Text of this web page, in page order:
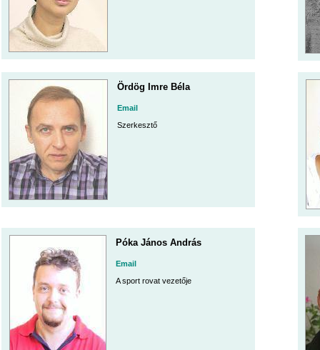
Ördög Imre Béla
Email
Szerkesztő
Póka János András
Email
A sport rovat vezetője